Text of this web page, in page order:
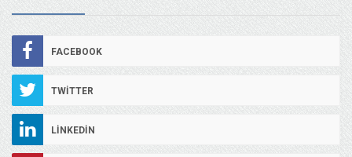
FACEBOOK
TWITTER
LINKEDIN